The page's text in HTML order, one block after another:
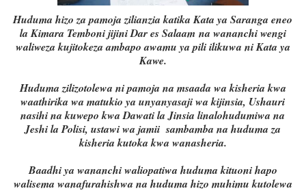
Huduma hizo za pamoja zilianzia katika Kata ya Saranga eneo
la Kimara Temboni jijini Dar es Salaam na wananchi wengi
waliweza kujitokeza ambapo awamu ya pili ilikuwa ni Kata ya
Kawe.
Huduma zilizotolewa ni pamoja na msaada wa kisheria kwa
waathirika wa matukio ya unyanyasaji wa kijinsia, Ushauri
nasihi na kuwepo kwa Dawati la Jinsia linalohudumiwa na
Jeshi la Polisi, ustawi wa jamii sambamba na huduma za
kisheria kutoka kwa wanasheria.
Baadhi ya wananchi waliopatiwa huduma kituoni hapo
walisema wanafurahishwa na huduma hizo muhimu kutolewa